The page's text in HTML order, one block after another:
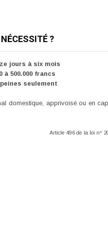
?
jours à six mois
à 500.000 francs
seulement
domestique, apprivoisé ou en
Article 496 de la loi n°